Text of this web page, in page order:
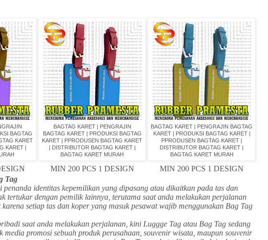
BAGTAG
KARET
KARET |
BAGTAG KARET | PENGRAJIN
BAGTAG KARET | PRODUKSI BAGTAG
KARET | PPRODUSEN BAGTAG KARET
| DISTRIBUTOR BAGTAG KARET |
BAGTAG KARET MURAH
MIN 200 PCS 1 DESIGN
BAGTAG KARET | PENGRAJIN BAGTAG
KARET | PRODUKSI BAGTAG KARET |
PPRODUSEN BAGTAG KARET |
DISTRIBUTOR BAGTAG KARET |
BAGTAG KARET MURAH
MIN 200 PCS 1 DESIGN
Tag
penanda identitas kepemilikan yang dipasang atau dikaitkan pada tas dan
tertukar dengan pemilik lainnya, terutama saat anda melakukan perjalanan
setiap tas dan koper yang masuk pesawat wajib menggunakan Bag Tag
saat anda melakukan perjalanan, kini Luggge Tag atau Bag Tag sedang
media promosi sebuah produk perusahaan, souvenir wisata, maupun souvenir